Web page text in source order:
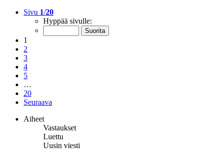
Sivu 1/20
Hyppää sivulle:
1
2
3
4
5
…
20
Seuraava
Aiheet
Vastaukset
Luettu
Uusin viesti